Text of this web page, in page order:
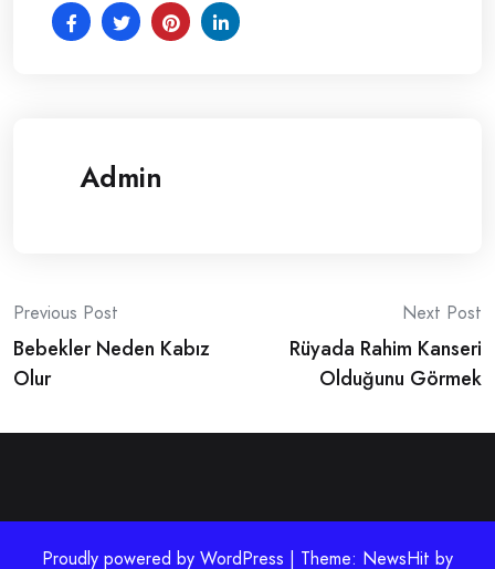
Admin
Post
navigation
Previous Post
Bebekler Neden Kabız
Olur
Next Post
Rüyada Rahim Kanseri
Olduğunu Görmek
Proudly powered by WordPress | Theme: NewsHit by